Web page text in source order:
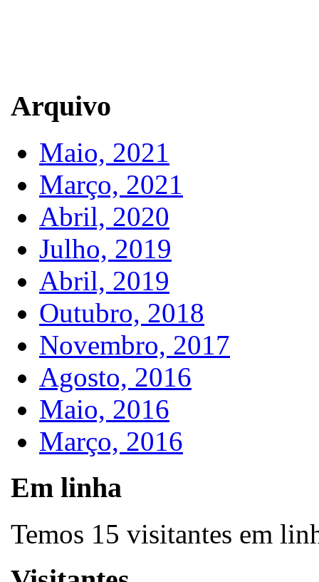
Arquivo
Maio, 2021
Março, 2021
Abril, 2020
Julho, 2019
Abril, 2019
Outubro, 2018
Novembro, 2017
Agosto, 2016
Maio, 2016
Março, 2016
Em linha
Temos 15 visitantes em